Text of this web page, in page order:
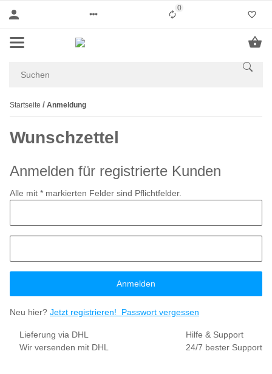
0Liste ist leer
Startseite Anmeldung
Wunschzettel
Anmelden für registrierte Kunden
Alle mit * markierten Felder sind Pflichtfelder.
Anmelden
Neu hier? Jetzt registrieren! Passwort vergessen
Lieferung via DHL
Wir versenden mit DHL
Hilfe & Support
24/7 bester Support